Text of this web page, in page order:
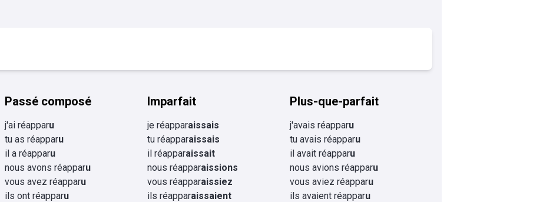
Passé composé
j'ai réapparu
tu as réapparu
il a réapparu
nous avons réapparu
vous avez réapparu
ils ont réapparu
Imparfait
je réapparaissais
tu réapparaissais
il réapparaissait
nous réapparaissions
vous réapparaissiez
ils réapparaissaient
Plus-que-parfait
j'avais réapparu
tu avais réapparu
il avait réapparu
nous avions réapparu
vous aviez réapparu
ils avaient réapparu